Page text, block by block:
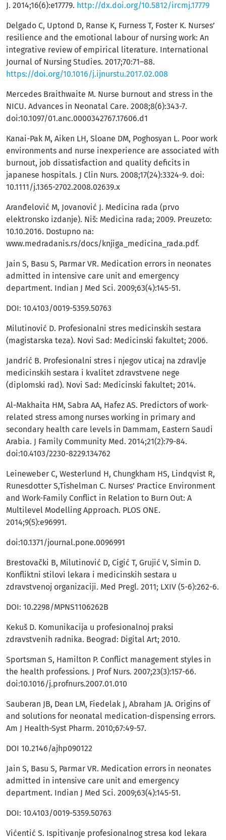
J. 2014;16(6):e17779. http://dx.doi.org/10.5812/ircmj.17779
Delgado C, Uptond D, Ranse K, Furness T, Foster K. Nurses’
resilience and the emotional labour of nursing work: An
integrative review of empirical literature. International
Journal of Nursing Studies. 2017;70:71–88.
https://doi.org/10.1016/j.ijnurstu.2017.02.008
Mercedes Braithwaite М. Nurse burnout and stress in the
NICU. Advances in Neonatal Care. 2008;8(6):343-7.
doi:10.1097/01.anc.0000342767.17606.d1
Кanai-Pak M, Aiken LH, Sloane DM, Poghosyan L. Poor work
environments and nurse inexperience are associated with
burnout, job dissatisfaction and quality deficits in
japanese hospitals. J Clin Nurs. 2008;17(24):3324-9. doi:
10.1111/j.1365-2702.2008.02639.x
Аranđelović M, Jovanović J. Medicina rada (prvo
elektronsko izdanje). Niš: Medicina rada; 2009. Preuzeto:
10.10.2016. Dostupno na:
www.medradanis.rs/docs/knjiga_medicina_rada.pdf.
Jain S, Basu S, Parmar VR. Medication errors in neonates
admitted in intensive care unit and emergency
department. Indian J Med Sci. 2009;63(4):145-51.
DOI: 10.4103/0019-5359.50763
Milutinović D. Profesionalni stres medicinskih sestara
(magistarska teza). Novi Sad: Medicinski fakultet; 2006.
Jandrić B. Profesionalni stres i njegov uticaj na zdravlje
medicinskih sestara i kvalitet zdravstvene nege
(diplomski rad). Novi Sad: Medicinski fakultet; 2014.
Al-Makhaita HM, Sabra AA, Hafez AS. Predictors of work-
related stress among nurses working in primary and
secondary health care levels in Dammam, Eastern Saudi
Arabia. J Family Community Med. 2014;21(2):79-84.
doi:10.4103/2230-8229.134762
Leineweber C, Westerlund H, Chungkham HS, Lindqvist R,
Runesdotter S,Tishelman C. Nurses’ Practice Environment
and Work-Family Conflict in Relation to Burn Out: A
Multilevel Modelling Approach. PLOS ONE.
2014;9(5):e96991.
doi:10.1371/journal.pone.0096991
Brestovački B, Milutinović D, Cigić T, Grujić V, Simin D.
Konfliktni stilovi lekara i medicinskih sestara u
zdravstvenoj organizaciji. Med Pregl. 2011; LXIV (5-6):262-6.
DOI: 10.2298/MPNS1106262B
Kekuš D. Komunikacija u profesionalnoj praksi
zdravstvenih radnika. Beograd: Digital Art; 2010.
Sportsman S, Hamilton P. Conflict management styles in
the health professions. J Prof Nurs. 2007;23(3):157-66.
doi:10.1016/j.profnurs.2007.01.010
Sauberan JB, Dean LM, Fiedelak J, Abraham JA. Origins of
and solutions for neonatal medication-dispensing errors.
Am J Health-Syst Pharm. 2010;67:49-57.
DOI 10.2146/ajhp090122
Jain S, Basu S, Parmar VR. Medication errors in neonates
admitted in intensive care unit and emergency
department. Indian J Med Sci. 2009;63(4):145-51.
DOI: 10.4103/0019-5359.50763
Vićentić S. Ispitivanje profesionalnog stresa kod lekara